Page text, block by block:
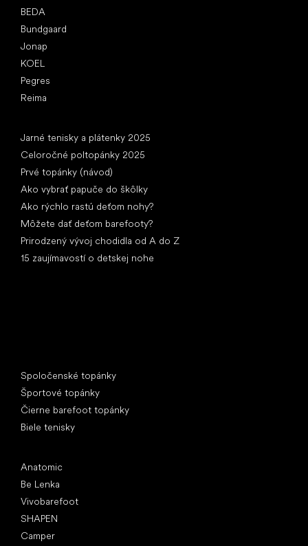
BEDA
Bundgaard
Jonap
KOEL
Pegres
Reima
Jarné tenisky a plátenky 2025
Celoročné poltopánky 2025
Prvé topánky (návod)
Ako vybrať papuče do škôlky
Ako rýchlo rastú deťom nohy?
Môžete dať deťom barefooty?
Prirodzený vývoj chodidla od A do Z
15 zaujímavostí o detskej nohe
Spoločenské topánky
Športové topánky
Čierne barefoot topánky
Biele tenisky
Anatomic
Be Lenka
Vivobarefoot
SHAPEN
Camper